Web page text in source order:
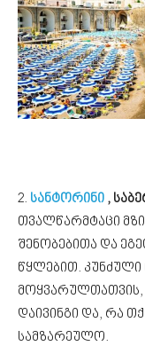
2. სანტორინი ,
თვალწარმტაცი
შენობებითა და
წყლებით.
მოყვარულთათვის,
დაივინგი და, რა
სამზარეულო.